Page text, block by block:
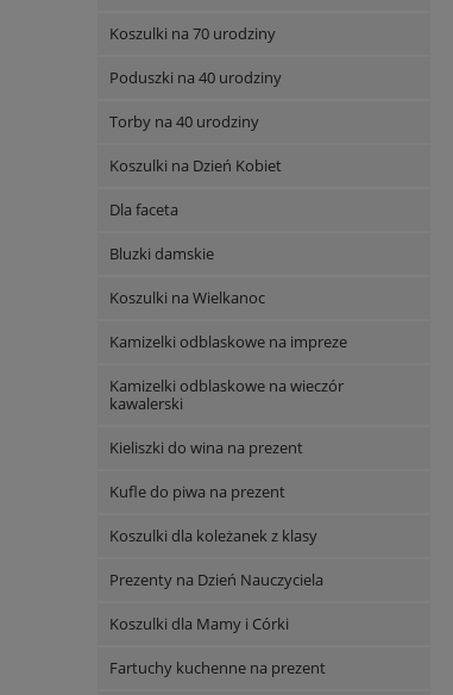
Koszulki na 70 urodziny
Poduszki na 40 urodziny
Torby na 40 urodziny
Koszulki na Dzień Kobiet
Dla faceta
Bluzki damskie
Koszulki na Wielkanoc
Kamizelki odblaskowe na impreze
Kamizelki odblaskowe na wieczór
kawalerski
Kieliszki do wina na prezent
Kufle do piwa na prezent
Koszulki dla koleżanek z klasy
Prezenty na Dzień Nauczyciela
Koszulki dla Mamy i Córki
Fartuchy kuchenne na prezent